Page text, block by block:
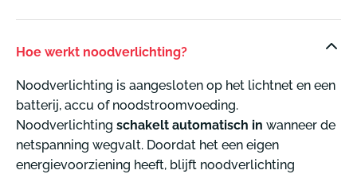
Hoe werkt noodverlichting?
Noodverlichting is aangesloten op het lichtnet en een
batterij, accu of noodstroomvoeding.
Noodverlichting schakelt automatisch in wanneer de
netspanning wegvalt. Doordat het een eigen
energievoorziening heeft, blijft noodverlichting